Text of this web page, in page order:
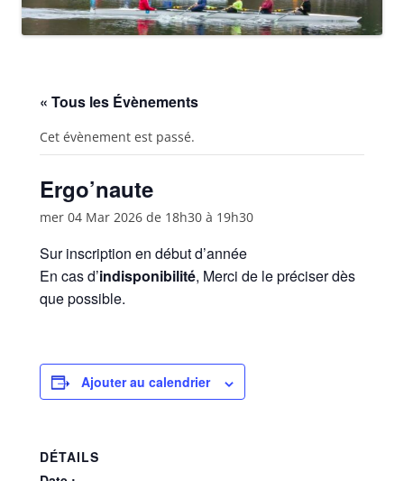
« Tous les Évènements
Cet évènement est passé.
Ergo’naute
mer 04 Mar 2026 de 18h30 à 19h30
Sur inscription en début d’année
En cas d’indisponibilité, Merci de le préciser dès
que possible.
Ajouter au calendrier
DÉTAILS